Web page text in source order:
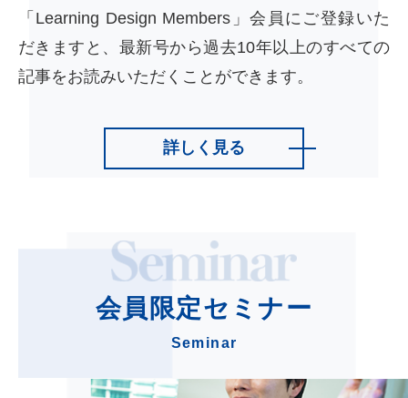
「Learning Design Members」会員にご登録いた
だきますと、最新号から過去10年以上のすべての
記事をお読みいただくことができます。
詳しく見る
会員限定セミナー
Seminar